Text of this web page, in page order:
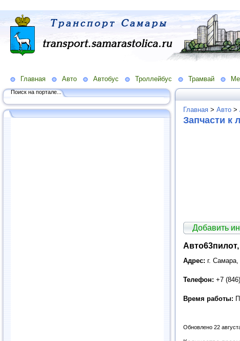
Главная Авто Автобус Троллейбус Трамвай
Поиск на портале...
Главная > Авто >
Запчасти к
Добавить
Адрес: г.
Телефон: +7
Время работы:
Обновлено 22